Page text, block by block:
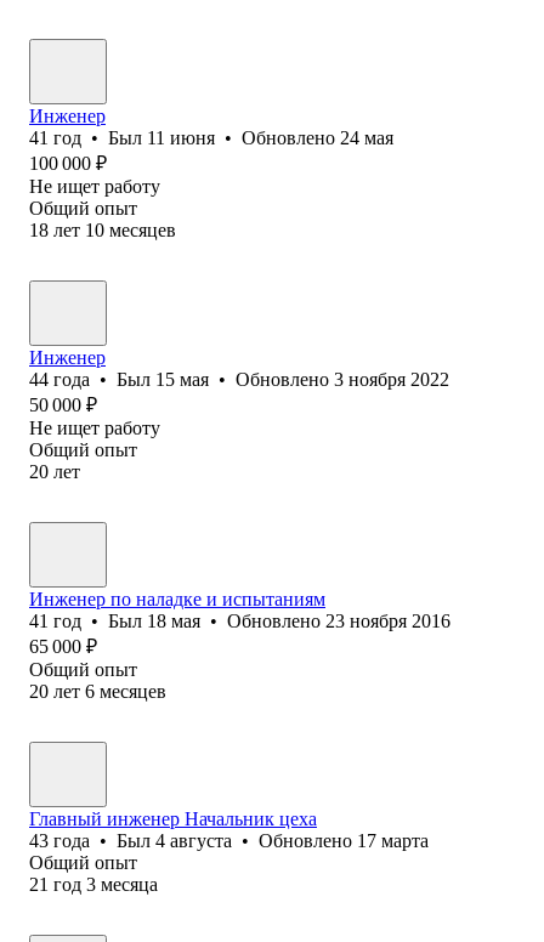
Инженер
41 год • Был 11 июня • Обновлено 24 мая
100 000 ₽
Не ищет работу
Общий опыт
18 лет 10 месяцев
Инженер
44 года • Был 15 мая • Обновлено 3 ноября 2022
50 000 ₽
Не ищет работу
Общий опыт
20 лет
Инженер по наладке и испытаниям
41 год • Был 18 мая • Обновлено 23 ноября 2016
65 000 ₽
Общий опыт
20 лет 6 месяцев
Главный инженер Начальник цеха
43 года • Был 4 августа • Обновлено 17 марта
Общий опыт
21 год 3 месяца